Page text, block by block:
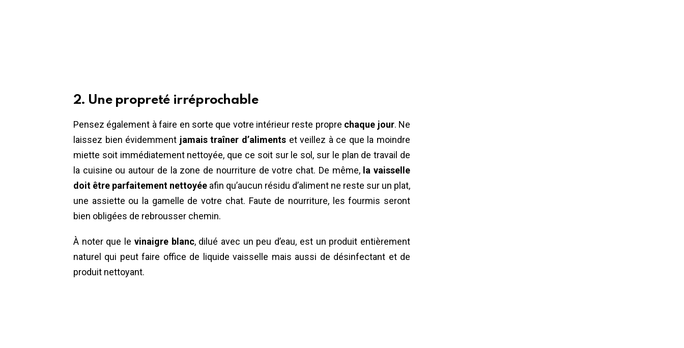
2. Une propreté irréprochable
Pensez également à faire en sorte que votre intérieur reste propre chaque jour. Ne
laissez bien évidemment jamais traîner d’alimentset veillez à ce que la moindre
miette soit immédiatement nettoyée, que ce soit sur le sol, sur le plan de travail de
la cuisine ou autour de la zone de nourriture de votre chat. De même, la vaisselle
doit être parfaitement nettoyée afin qu’aucun résidu d’aliment ne reste sur un plat,
une assiette ou la gamelle de votre chat. Faute de nourriture, les fourmis seront
bien obligées de rebrousser chemin.
À noter que le vinaigre blanc, dilué avec un peu d’eau, est un produit entièrement
naturel qui peut faire office de liquide vaisselle mais aussi de désinfectant et de
produit nettoyant.